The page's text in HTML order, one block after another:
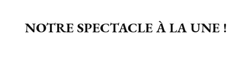
NOTRE SPECTACLE À LA UNE !